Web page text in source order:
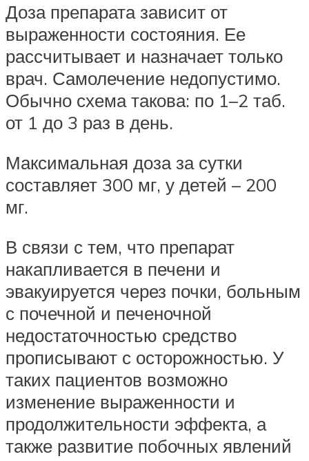
Доза препарата зависит от
выраженности состояния. Ее
рассчитывает и назначает только
врач. Самолечение недопустимо.
Обычно схема такова: по 1–2 таб.
от 1 до 3 раз в день.
Максимальная доза за сутки
составляет 300 мг, у детей – 200
мг.
В связи с тем, что препарат
накапливается в печени и
эвакуируется через почки, больным
с почечной и печеночной
недостаточностью средство
прописывают с осторожностью. У
таких пациентов возможно
изменение выраженности и
продолжительности эффекта, а
также развитие побочных явлений